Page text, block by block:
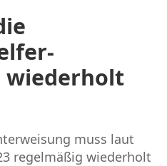
wiederholt
muss laut
regelmäßig wiederholt